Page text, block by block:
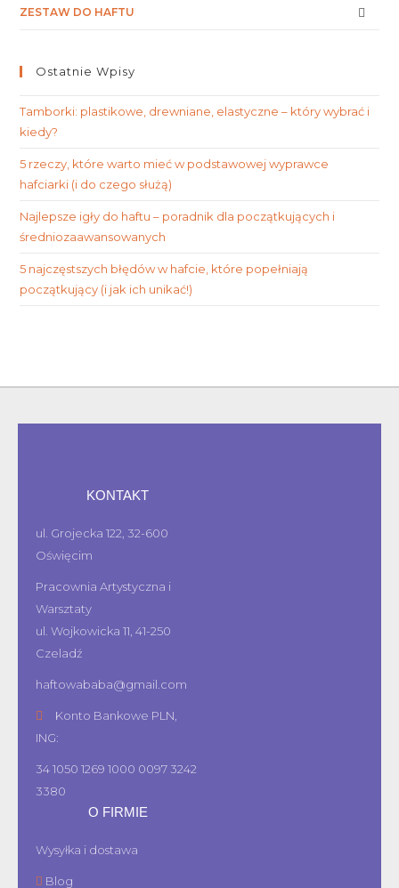
ZESTAW DO HAFTU
Ostatnie Wpisy
Tamborki: plastikowe, drewniane, elastyczne – który wybrać i
kiedy?
5 rzeczy, które warto mieć w podstawowej wyprawce
hafciarki (i do czego służą)
Najlepsze igły do haftu – poradnik dla początkujących i
średniozaawansowanych
5 najczęstszych błędów w hafcie, które popełniają
początkujący (i jak ich unikać!)
KONTAKT
ul. Grojecka 122, 32-600
Oświęcim
Pracownia Artystyczna i
Warsztaty
ul. Wojkowicka 11, 41-250
Czeladź
haftowababa@gmail.com
Konto Bankowe PLN,
ING:
34 1050 1269 1000 0097 3242
3380
O FIRMIE
Wysyłka i dostawa
Blog